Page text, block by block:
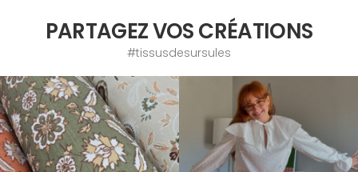
PARTAGEZ VOS CRÉATIONS
#tissusdesursules